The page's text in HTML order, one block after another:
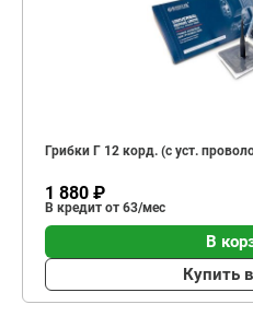
Грибки Г 12 корд. (с уст.
1 880 ₽
В кредит от 63/мес
В
Купить